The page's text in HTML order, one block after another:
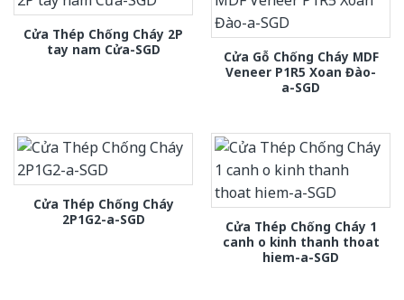
Cửa Thép Chống Cháy 2P
tay nam Cửa-SGD
Cửa Gỗ Chống Cháy MDF
Veneer P1R5 Xoan Đào-
a-SGD
Cửa Thép Chống Cháy
2P1G2-a-SGD
Cửa Thép Chống Cháy 1
canh o kinh thanh thoat
hiem-a-SGD